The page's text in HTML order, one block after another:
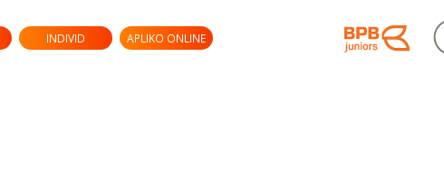
INDIVID APLIKO ONLINE